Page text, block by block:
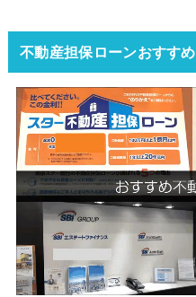
不動産担保ローンおすすめ